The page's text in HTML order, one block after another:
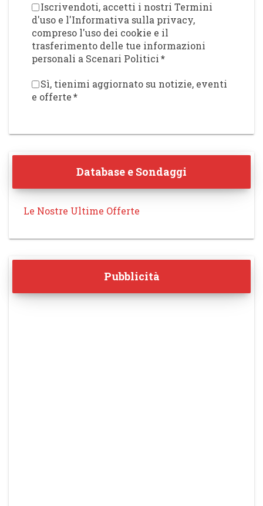
Iscrivendoti, accetti i nostri Termini
d'uso e l'Informativa sulla privacy,
compreso l'uso dei cookie e il
trasferimento delle tue informazioni
personali a Scenari Politici*
Sì, tienimi aggiornato su notizie, eventi
e offerte*
Database e Sondaggi
Le Nostre Ultime Offerte
Pubblicità